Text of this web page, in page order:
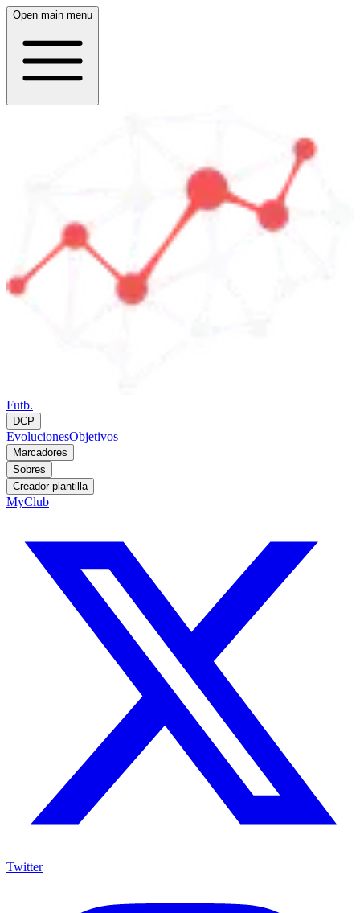
Open main menu
Futb.
DCP
EvolucionesObjetivos
Marcadores
Sobres
Creador plantilla
MyClub
Twitter